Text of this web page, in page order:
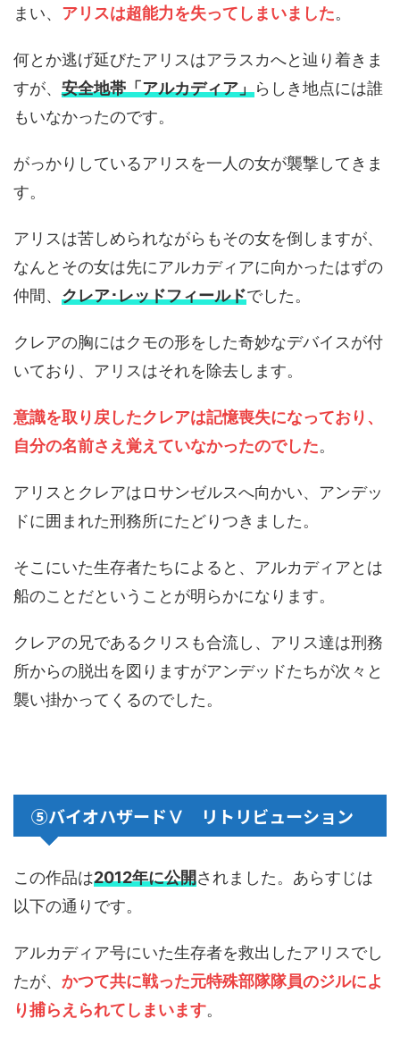
まい、 アリスは超能力を失ってしまいました。
何とか逃げ延びたアリスはアラスカへと辿り着きま
すが、 安全地帯「アルカディア」らしき地点には誰
もいなかったのです。
がっかりしているアリスを一人の女が襲撃してきま
す。
アリスは苦しめられながらもその女を倒しますが、
なんとその女は先にアルカディアに向かったはずの
仲間、 クレア･レッドフィールドでした。
クレアの胸にはクモの形をした奇妙なデバイスが付
いており、アリスはそれを除去します。
意識を取り戻したクレアは記憶喪失になっており、
自分の名前さえ覚えていなかったのでした。
アリスとクレアはロサンゼルスへ向かい、アンデッ
ドに囲まれた刑務所にたどりつきました。
そこにいた生存者たちによると、アルカディアとは
船のことだということが明らかになります。
クレアの兄であるクリスも合流し、アリス達は刑務
所からの脱出を図りますがアンデッドたちが次々と
襲い掛かってくるのでした。
⑤バイオハザードⅤ リトリビューション
この作品は2012年に公開されました。あらすじは
以下の通りです。
アルカディア号にいた生存者を救出したアリスでし
たが、 かつて共に戦った元特殊部隊隊員のジルによ
り捕らえられてしまいます。